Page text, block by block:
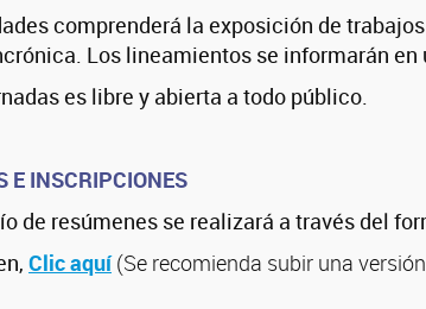
comprenderá la exposición de
Los lineamientos se informarán en
es libre y abierta a todo público.
E INSCRIPCIONES
de resúmenes se realizará a través del
Clic aquí(Se recomienda subir una